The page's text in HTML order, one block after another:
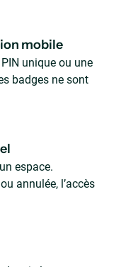
mobile
unique ou une
badges ne sont
espace.
annulée, l’accès